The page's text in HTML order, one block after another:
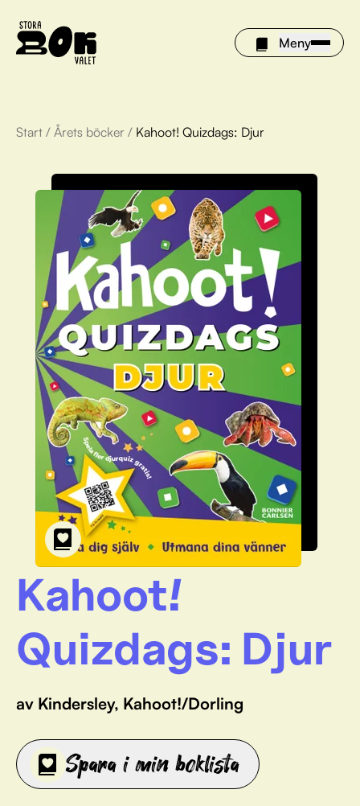
Meny
Årets böcker
Om Stora bokvalet
Olivia tipsar
Vinnare
FAQ
För bibliotek
Start / Årets böcker / Kahoot! Quizdags: Djur
Kahoot!
Quizdags: Djur
av Kindersley, Kahoot!/Dorling
Spara i min boklista